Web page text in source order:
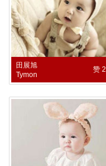
田展旭
Tymon
赞